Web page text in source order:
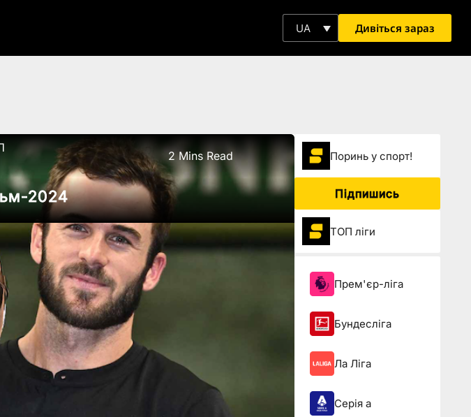
UA Дивіться зараз
2 Mins Read
2024
Поринь у спорт!
Підпишись
ТОП ліги
Прем'єр-ліга
Бундесліга
Ла Ліга
Серія а